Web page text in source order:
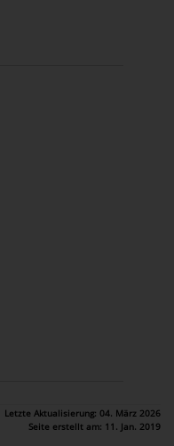
Letzte Aktualisierung: 04. März 2026
Seite erstellt am: 11. Jan. 2019